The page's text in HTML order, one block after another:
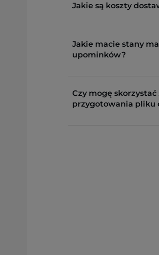
Jakie są koszty
Jakie macie stany
upominków?
Czy mogę
przygotowania pliku